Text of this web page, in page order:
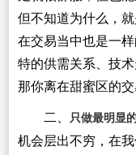
但不知道为什么，
在交易当中也是一
特的供需关系、技
那你离在甜蜜区的交
二、 只做最明显
机会层出不穷，在